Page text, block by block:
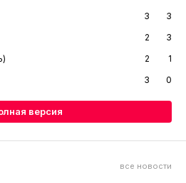
3
3
2
3
2
1
3 0
версия
все новости